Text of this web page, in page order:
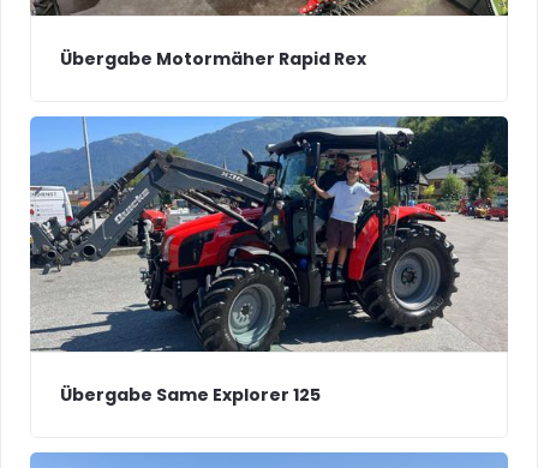
Übergabe Motormäher Rapid Rex
Übergabe Same Explorer 125